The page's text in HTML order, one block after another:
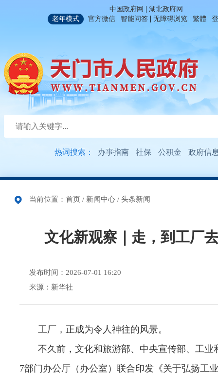
中国政府网 | 湖北政府网
老年模式
官方微信 | 智能问答 | 无障碍浏览 | 繁體 |
热词搜索： 办事指南 社保 公积金 政府信
当前位置： 首页 / 新闻中心 / 头条新闻
文化新观察｜走，到工厂
发布时间：2026-07-01 16:20
来源：新华社
工厂，正成为令人神往的风景。
不久前，文化和旅游部、中央宣传部、工业
7部门办公厅（办公室）联合印发《关于弘扬工